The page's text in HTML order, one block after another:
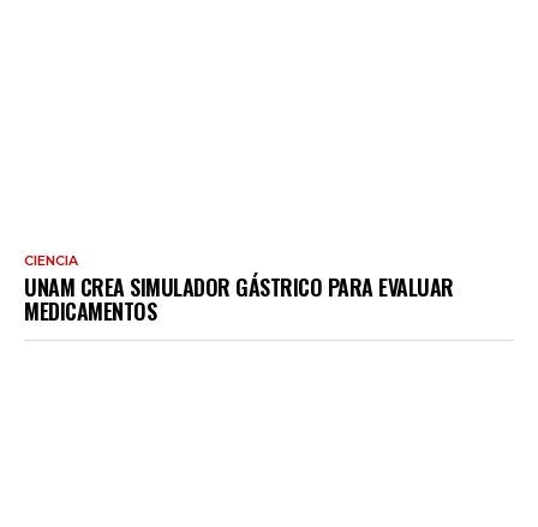
CIENCIA
UNAM CREA SIMULADOR GÁSTRICO PARA EVALUAR
MEDICAMENTOS